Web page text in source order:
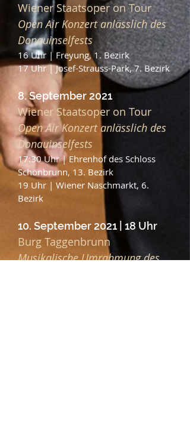
Wiener Staatsoper on Tour
Open Air Konzert anlässlich des
Donauinselfests
16 Uhr | Freyung, 1. Bezirk
17 Uhr | Josef-Strauss-Park, 7. Bezirk
8. September 2021
Wiener Staatsoper on Tour
Open Air Konzert anlässlich des
Donauinselfests
17:30 Uhr | Ehrenhof des Schloss
Schönbrunn, 13. Bezirk
19 Uhr | Wiener Naschmarkt, 6.
Bezirk
10. September 2021 | 18 Uhr
Burg Taggenbrunn
Musikalische Umrahmung des